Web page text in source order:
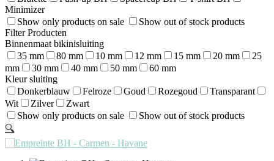
Minimizer
Show only products on sale
Show out of stock products
Filter Producten
Binnenmaat bikinisluiting
35 mm
80 mm 10 mm 12 mm 15 mm 20 mm
25
mm
30 mm 40 mm 50 mm
60 mm
Kleur sluiting
Donkerblauw
Felroze Goud Rozegoud
Transparant
Wit
Zilver
Zwart
Show only products on sale
Show out of stock products
🔍